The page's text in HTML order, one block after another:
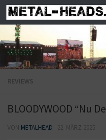
Zum Inhalt springen
REVIEWS
BLOODYWOOD “Nu
VON METALHEAD 22. MÄRZ 2025